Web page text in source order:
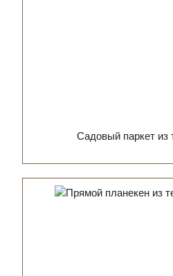
Садовый паркет из